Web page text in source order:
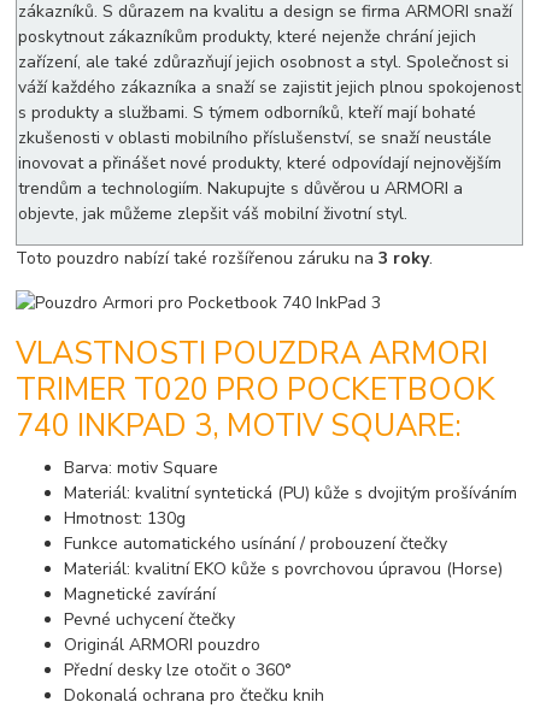
zákazníků. S důrazem na kvalitu a design se firma ARMORI snaží
poskytnout zákazníkům produkty, které nejenže chrání jejich
zařízení, ale také zdůrazňují jejich osobnost a styl. Společnost si
váží každého zákazníka a snaží se zajistit jejich plnou spokojenost
s produkty a službami. S týmem odborníků, kteří mají bohaté
zkušenosti v oblasti mobilního příslušenství, se snaží neustále
inovovat a přinášet nové produkty, které odpovídají nejnovějším
trendům a technologiím. Nakupujte s důvěrou u ARMORI a
objevte, jak můžeme zlepšit váš mobilní životní styl.
Toto pouzdro nabízí také rozšířenou záruku na3 roky.
VLASTNOSTI POUZDRA ARMORI
TRIMER T020 PRO POCKETBOOK
740 INKPAD 3, MOTIV SQUARE:
Barva: motiv Square
Materiál: kvalitní syntetická (PU) kůže s dvojitým prošíváním
Hmotnost: 130g
Funkce automatického usínání / probouzení čtečky
Materiál: kvalitní EKO kůže s povrchovou úpravou (Horse)
Magnetické zavírání
Pevné uchycení čtečky
Originál ARMORI pouzdro
Přední desky lze otočit o 360°
Dokonalá ochrana pro čtečku knih